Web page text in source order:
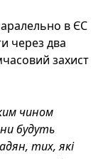
в ЄС
через два
захист
чином
будуть
тих, які